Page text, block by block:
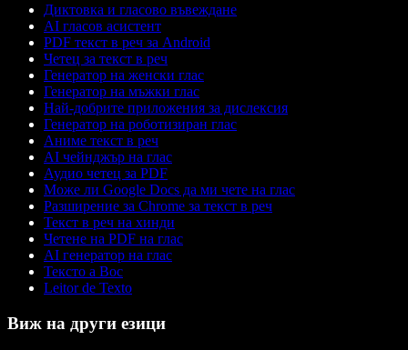
Диктовка и гласово въвеждане
AI гласов асистент
PDF текст в реч за Android
Четец за текст в реч
Генератор на женски глас
Генератор на мъжки глас
Най-добрите приложения за дислексия
Генератор на роботизиран глас
Аниме текст в реч
AI чейнджър на глас
Аудио четец за PDF
Може ли Google Docs да ми чете на глас
Разширение за Chrome за текст в реч
Текст в реч на хинди
Четене на PDF на глас
AI генератор на глас
Тексто а Вос
Leitor de Texto
Виж на други езици